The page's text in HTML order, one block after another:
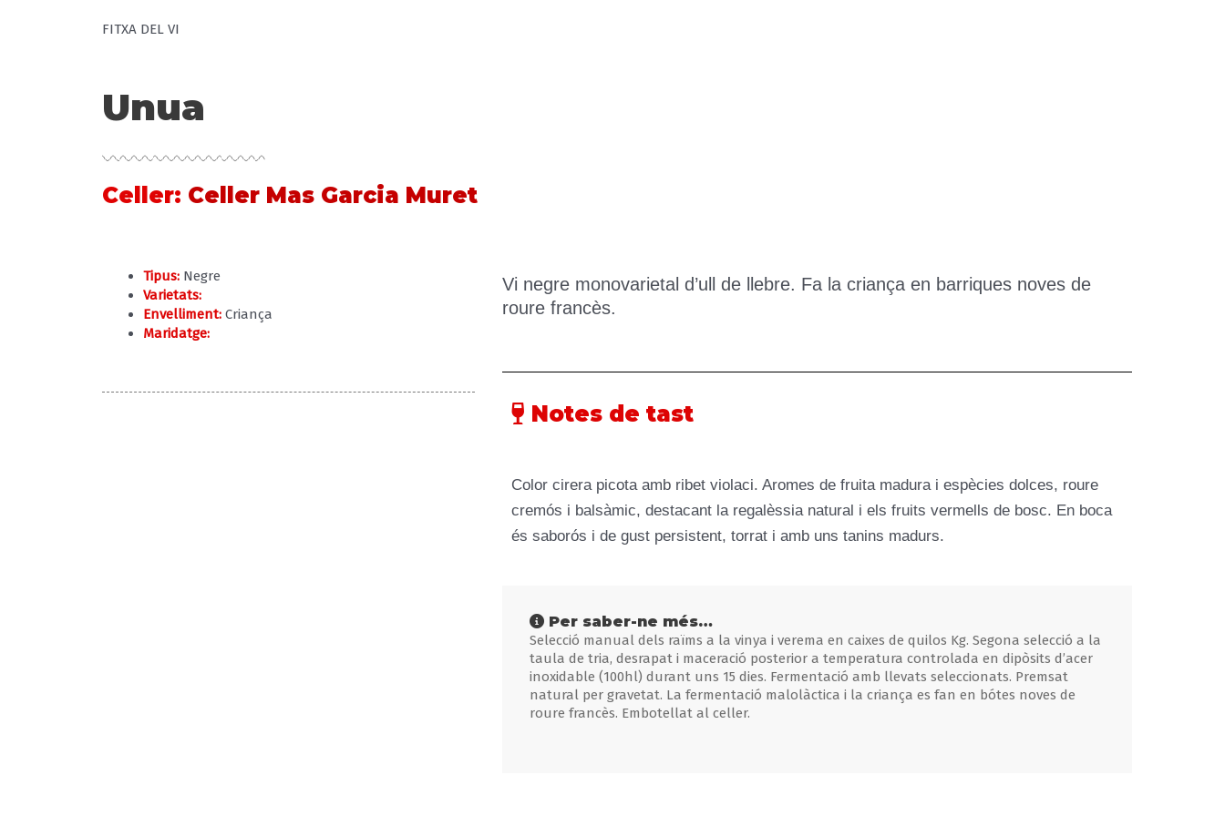
FITXA DEL VI
Unua
Celler: Celler Mas Garcia Muret
Tipus: Negre
Varietats:
Envelliment: Criança
Maridatge:
Vi negre monovarietal d’ull de llebre. Fa la criança en barriques noves de
roure francès.
Notes de tast
Color cirera picota amb ribet violaci. Aromes de fruita madura i espècies dolces, roure
cremós i balsàmic, destacant la regalèssia natural i els fruits vermells de bosc. En boca
és saborós i de gust persistent, torrat i amb uns tanins madurs.
Per saber-ne més…
Selecció manual dels raïms a la vinya i verema en caixes de quilos Kg. Segona selecció a la
taula de tria, desrapat i maceració posterior a temperatura controlada en dipòsits d’acer
inoxidable (100hl) durant uns 15 dies. Fermentació amb llevats seleccionats. Premsat
natural per gravetat. La fermentació malolàctica i la criança es fan en bótes noves de
roure francès. Embotellat al celler.